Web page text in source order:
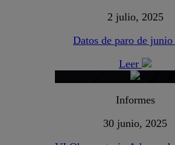
2 julio, 2025
Datos de paro de junio
Leer
Informes
30 junio, 2025